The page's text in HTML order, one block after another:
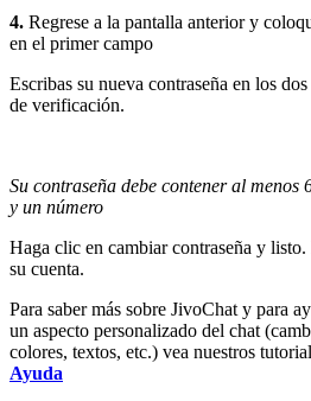
4. Regrese a la pantalla anterior y
en el primer campo
Escribas su nueva contraseña en los
de verificación.
Su contraseña debe contener al menos
y un número
Haga clic en cambiar contraseña y listo.
su cuenta.
Para saber más sobre JivoChat y para
un aspecto personalizado del chat
colores, textos, etc.) vea nuestros
Ayuda